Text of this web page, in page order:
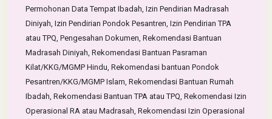
Permohonan Data Tempat Ibadah, Izin Pendirian Madrasah
Diniyah, Izin Pendirian Pondok Pesantren, Izin Pendirian TPA
atau TPQ, Pengesahan Dokumen, Rekomendasi Bantuan
Madrasah Diniyah, Rekomendasi Bantuan Pasraman
Kilat/KKG/MGMP Hindu, Rekomendasi bantuan Pondok
Pesantren/KKG/MGMP Islam, Rekomendasi Bantuan Rumah
Ibadah, Rekomendasi Bantuan TPA atau TPQ, Rekomendasi Izin
Operasional RA atau Madrasah, Rekomendasi Izin Operasional